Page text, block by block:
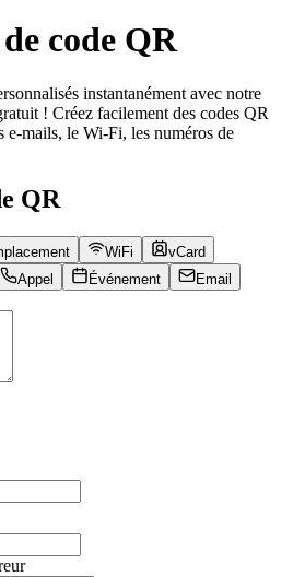
code QR
instantanément avec notre
! Créez facilement des codes QR
mails, le Wi-Fi, les numéros de
QR
WiFi
vCard
Appel Événement Email